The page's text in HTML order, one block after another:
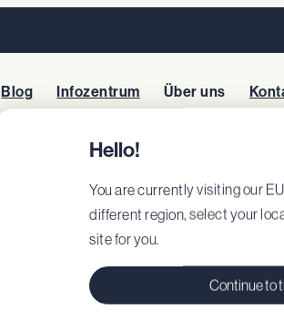
Hello!
You are currently visiting our
different region, select your
site for you.
Continue to
Blog Infozentrum Über uns
BERGAMO
Artikel: 72450
EU-Zertifikat